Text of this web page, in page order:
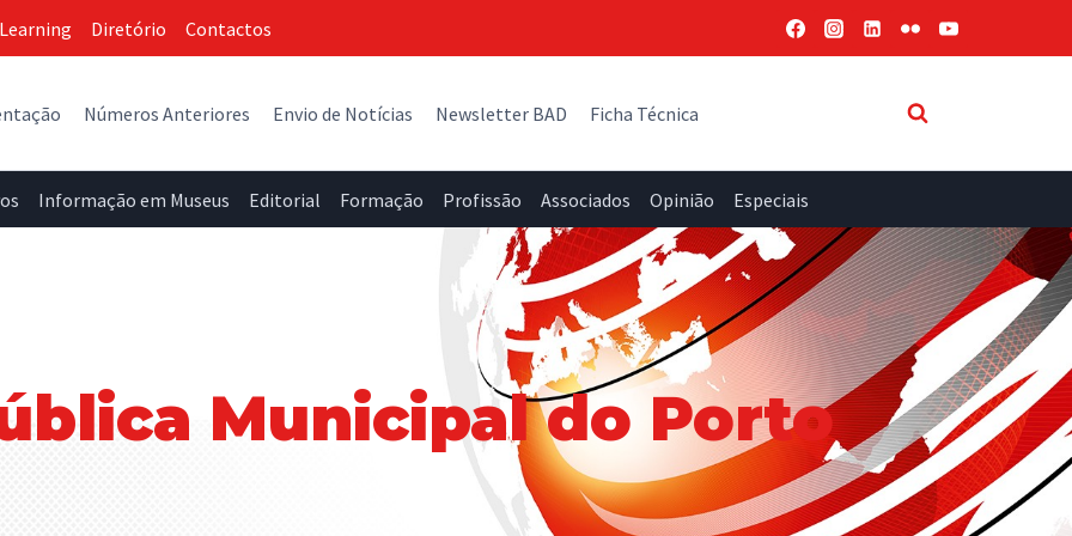
Diretório Contactos
Números Anteriores Envio de Notícias Newsletter BAD Ficha Técnica
Informação em Museus Editorial Formação Profissão Associados Opinião Especiais
Municipal do Porto